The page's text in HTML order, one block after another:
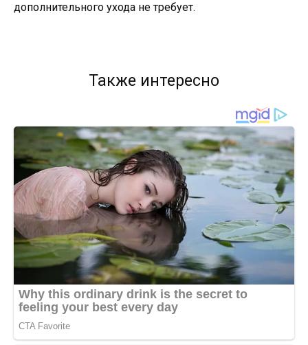
дополнительного ухода не требует.
Также интересно